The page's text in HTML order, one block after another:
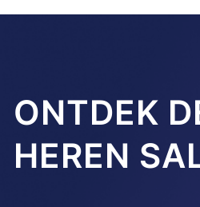
ONTDEK
HEREN